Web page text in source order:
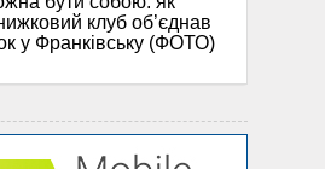
клуб об’єднав
у Франківську (ФОТО)